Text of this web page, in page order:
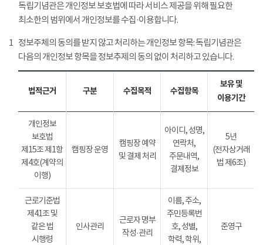
독립기념관은 개인정보 보호법에 따라 서비스 제공을 위해 필요한
최소한의 범위에서 개인정보를 수집·이용합니다.
1 정보주체의 동의를 받지 않고 처리하는 개인정보 항목: 독립기념관은
다음의 개인정보 항목을 정보추제의 동의 없이 처리하고 있습니다.
법적근거 구분 수집목적 수집항목
보유 및
이용기간
개인정보
보호법
제15조 제1항
제4호(계약의
이행)
캠핑장 운영
캠핑장 예약
및 결제 처리
아이디, 성명,
연락처,
주문내역,
결제정보
5년
(전자상거래
법 제6조)
근로기준법
제41조 및
같은 법
시행령
인사관리
근로자 명부
작성·관리
이름, 주소,
주민등록번
호, 성별,
학력, 학위,
준영구